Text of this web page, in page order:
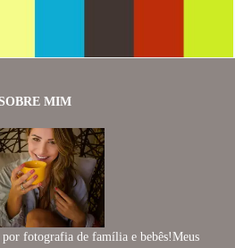
MIM
fotografia de família e bebês!Meus